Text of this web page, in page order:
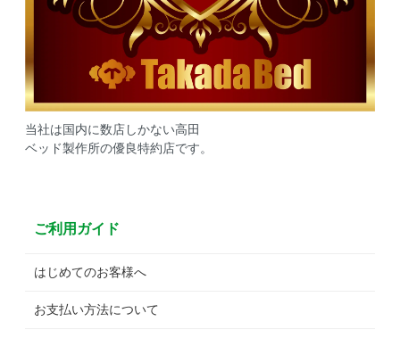
当社は国内に数店しかない高田
ベッド製作所の優良特約店です。
ご利用ガイド
はじめてのお客様へ
お支払い方法について